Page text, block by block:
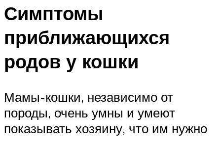
Симптомы
приближающихся
родов у кошки
Мамы-кошки, независимо от
породы, очень умны и умеют
показывать хозяину, что им нужно